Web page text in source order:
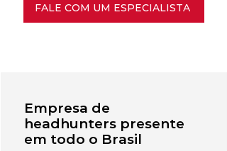
FALE COM UM ESPECIALISTA
Empresa de
headhunters presente
em todo o Brasil